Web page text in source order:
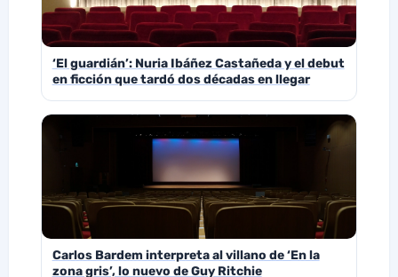
‘El guardián’: Nuria Ibáñez Castañeda y el debut
en ficción que tardó dos décadas en llegar
Carlos Bardem interpreta al villano de ‘En la
zona gris’, lo nuevo de Guy Ritchie